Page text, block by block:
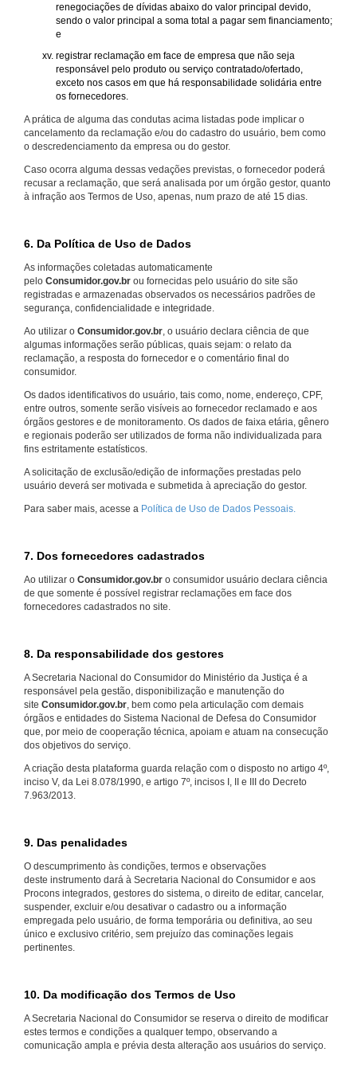
renegociações de dívidas abaixo do valor principal devido,
sendo o valor principal a soma total a pagar sem financiamento;
e
registrar reclamação em face de empresa que não seja
responsável pelo produto ou serviço contratado/ofertado,
exceto nos casos em que há responsabilidade solidária entre
os fornecedores.
A prática de alguma das condutas acima listadas pode implicar o
cancelamento da reclamação e/ou do cadastro do usuário, bem como
o descredenciamento da empresa ou do gestor.
Caso ocorra alguma dessas vedações previstas, o fornecedor poderá
recusar a reclamação, que será analisada por um órgão gestor, quanto
à infração aos Termos de Uso, apenas, num prazo de até 15 dias.
6. Da Política de Uso de Dados
As informações coletadas automaticamente
pelo Consumidor.gov.br ou fornecidas pelo usuário do site são
registradas e armazenadas observados os necessários padrões de
segurança, confidencialidade e integridade.
Ao utilizar o Consumidor.gov.br , o usuário declara ciência de que
algumas informações serão públicas, quais sejam: o relato da
reclamação, a resposta do fornecedor e o comentário final do
consumidor.
Os dados identificativos do usuário, tais como, nome, endereço, CPF,
entre outros, somente serão visíveis ao fornecedor reclamado e aos
órgãos gestores e de monitoramento. Os dados de faixa etária, gênero
e regionais poderão ser utilizados de forma não individualizada para
fins estritamente estatísticos.
A solicitação de exclusão/edição de informações prestadas pelo
usuário deverá ser motivada e submetida à apreciação do gestor.
Para saber mais, acesse a Política de Uso de Dados Pessoais.
7. Dos fornecedores cadastrados
Ao utilizar o Consumidor.gov.br o consumidor usuário declara ciência
de que somente é possível registrar reclamações em face dos
fornecedores cadastrados no site.
8. Da responsabilidade dos gestores
A Secretaria Nacional do Consumidor do Ministério da Justiça é a
responsável pela gestão, disponibilização e manutenção do
site Consumidor.gov.br, bem como pela articulação com demais
órgãos e entidades do Sistema Nacional de Defesa do Consumidor
que, por meio de cooperação técnica, apoiam e atuam na consecução
dos objetivos do serviço.
A criação desta plataforma guarda relação com o disposto no artigo 4º,
inciso V, da Lei 8.078/1990, e artigo 7º, incisos I, II e III do Decreto
7.963/2013.
9. Das penalidades
O descumprimento às condições, termos e observações
deste instrumento dará à Secretaria Nacional do Consumidor e aos
Procons integrados, gestores do sistema, o direito de editar, cancelar,
suspender, excluir e/ou desativar o cadastro ou a informação
empregada pelo usuário, de forma temporária ou definitiva, ao seu
único e exclusivo critério, sem prejuízo das cominações legais
pertinentes.
10. Da modificação dos Termos de Uso
A Secretaria Nacional do Consumidor se reserva o direito de modificar
estes termos e condições a qualquer tempo, observando a
comunicação ampla e prévia desta alteração aos usuários do serviço.